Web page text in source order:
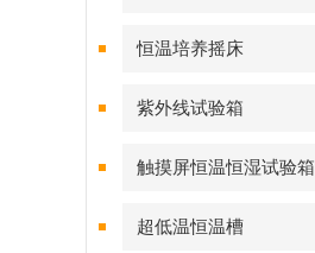
恒温培养摇床
紫外线试验箱
触摸屏恒温恒湿试验箱
超低温恒温槽